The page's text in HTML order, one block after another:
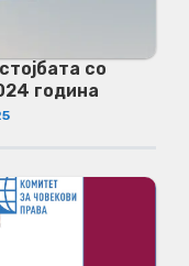
со
година